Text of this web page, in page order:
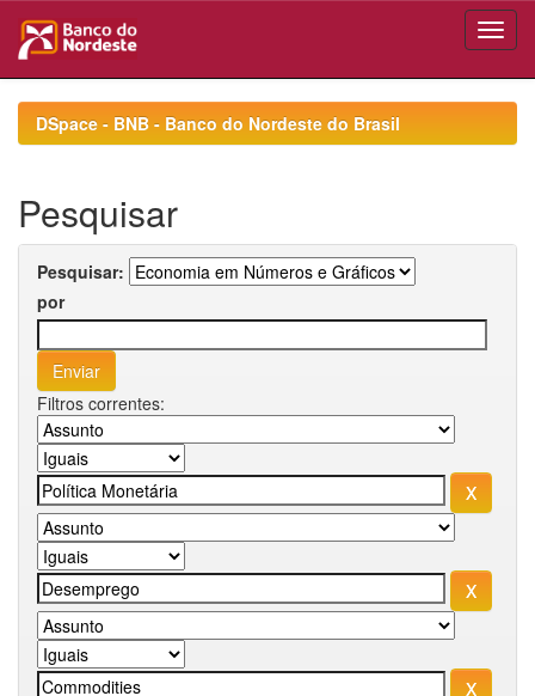
navigationDSpace - BNB - Banco do Nordeste do Brasil
Pesquisar
Pesquisar:
por
Filtros correntes: